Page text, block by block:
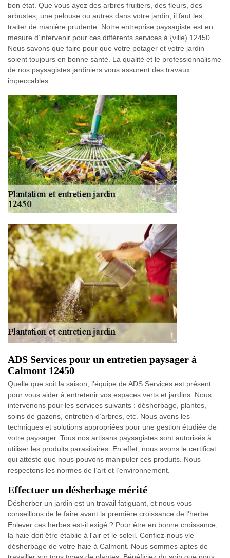
bon état. Que vous ayez des arbres fruitiers, des fleurs, des
arbustes, une pelouse ou autres dans votre jardin, il faut les
traiter de manière prudente. Notre entreprise paysagiste est en
mesure d’intervenir pour ces différents services à {ville) 12450.
Nous savons que faire pour que votre potager et votre jardin
soient toujours en bonne santé. La qualité et le professionnalisme
de nos paysagistes jardiniers vous assurent des travaux
impeccables.
ADS Services pour un entretien paysager à
Calmont 12450
Quelle que soit la saison, l’équipe de ADS Services est présent
pour vous aider à entretenir vos espaces verts et jardins. Nous
intervenons pour les services suivants : désherbage, plantes,
soins de gazons, entretien d’arbres, etc. Nous avons les
techniques et solutions appropriées pour une gestion étudiée de
votre paysager. Tous nos artisans paysagistes sont autorisés à
utiliser les produits parasitaires. En effet, nous avons le certificat
qui atteste que nous pouvons manipuler ces produits. Nous
respectons les normes de l’art et l’environnement.
Effectuer un désherbage mérité
Désherber un jardin est un travail fatiguant, et nous vous
conseillons de le faire avant la première croissance de l'herbe.
Enlever ces herbes est-il exigé ? Pour être en bonne croissance,
la haie doit être établie à l'air et le soleil. Confiez-nous vle
désherbage de votre haie à Calmont. Nous sommes aptes de